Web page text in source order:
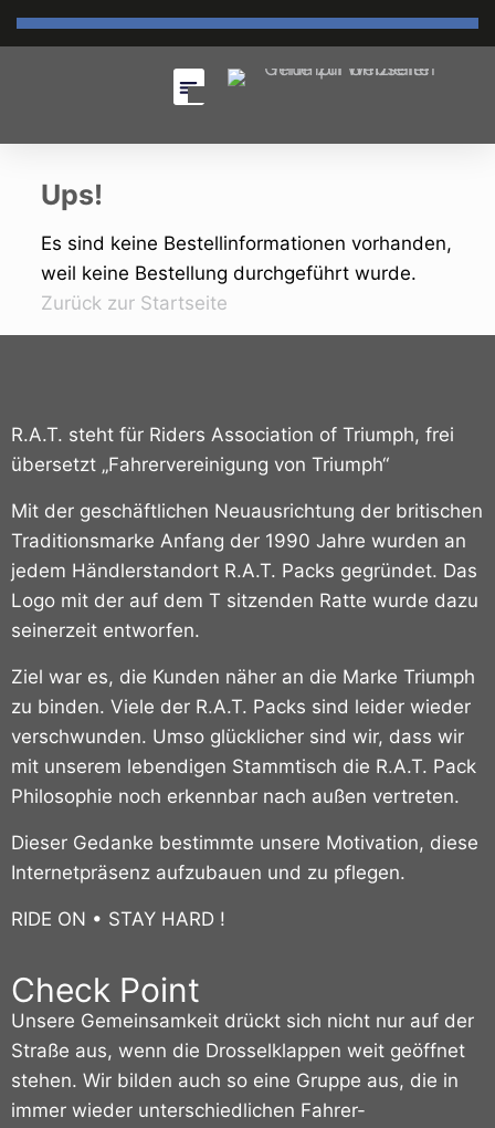
Ups!
Es sind keine Bestellinformationen vorhanden,
weil keine Bestellung durchgeführt wurde.
Zurück zur Startseite
R.A.T. steht für Riders Association of Triumph, frei
übersetzt „Fahrervereinigung von Triumph“
Mit der geschäftlichen Neuausrichtung der britischen
Traditionsmarke Anfang der 1990 Jahre wurden an
jedem Händlerstandort R.A.T. Packs gegründet. Das
Logo mit der auf dem T sitzenden Ratte wurde dazu
seinerzeit entworfen.
Ziel war es, die Kunden näher an die Marke Triumph
zu binden. Viele der R.A.T. Packs sind leider wieder
verschwunden. Umso glücklicher sind wir, dass wir
mit unserem lebendigen Stammtisch die R.A.T. Pack
Philosophie noch erkennbar nach außen vertreten.
Dieser Gedanke bestimmte unsere Motivation, diese
Internetpräsenz aufzubauen und zu pflegen.
RIDE ON • STAY HARD !
Check Point
Unsere Gemeinsamkeit drückt sich nicht nur auf der
Straße aus, wenn die Drosselklappen weit geöffnet
stehen. Wir bilden auch so eine Gruppe aus, die in
immer wieder unterschiedlichen Fahrer-